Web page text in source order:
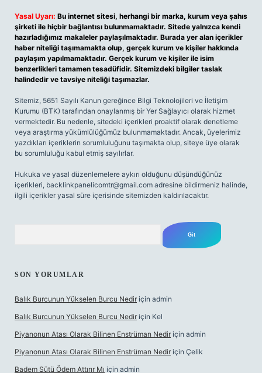
Yasal Uyarı: Bu internet sitesi, herhangi bir marka, kurum veya şahıs
şirketi ile hiçbir bağlantısı bulunmamaktadır. Sitede yalnızca kendi
hazırladığımız makaleler paylaşılmaktadır. Burada yer alan içerikler
haber niteliği taşımamakta olup, gerçek kurum ve kişiler hakkında
paylaşım yapılmamaktadır. Gerçek kurum ve kişiler ile isim
benzerlikleri tamamen tesadüfidir. Sitemizdeki bilgiler taslak
halindedir ve tavsiye niteliği taşımazlar.
Sitemiz, 5651 Sayılı Kanun gereğince Bilgi Teknolojileri ve İletişim
Kurumu (BTK) tarafından onaylanmış bir Yer Sağlayıcı olarak hizmet
vermektedir. Bu nedenle, sitedeki içerikleri proaktif olarak denetleme
veya araştırma yükümlülüğümüz bulunmamaktadır. Ancak, üyelerimiz
yazdıkları içeriklerin sorumluluğunu taşımakta olup, siteye üye olarak
bu sorumluluğu kabul etmiş sayılırlar.
Hukuka ve yasal düzenlemelere aykırı olduğunu düşündüğünüz
içerikleri, backlinkpanelicomtr@gmail.com adresine bildirmeniz halinde,
ilgili içerikler yasal süre içerisinde sitemizden kaldırılacaktır.
SON YORUMLAR
Balık Burcunun Yükselen Burcu Nedir için admin
Balık Burcunun Yükselen Burcu Nedir için Kel
Piyanonun Atası Olarak Bilinen Enstrüman Nedir için admin
Piyanonun Atası Olarak Bilinen Enstrüman Nedir için Çelik
Badem Sütü Ödem Attırır Mı için admin